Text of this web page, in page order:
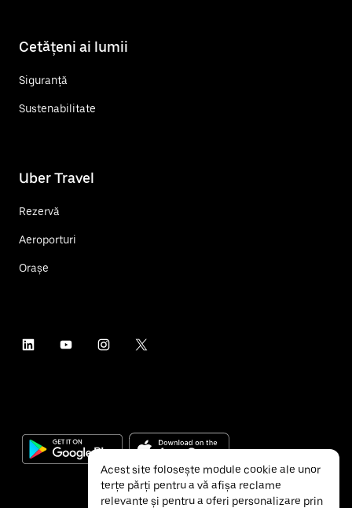
Cetățeni ai lumii
Siguranță
Sustenabilitate
Uber Travel
Rezervă
Aeroporturi
Orașe
Acest site folosește module cookie ale unor
terțe părți pentru a vă afișa reclame
relevante și pentru a oferi personalizare prin